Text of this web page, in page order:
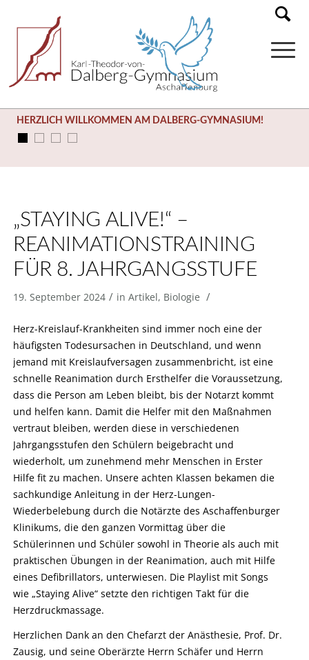
HERZLICH WILLKOMMEN AM DALBERG-GYMNASIUM!
„STAYING ALIVE!“ –
REANIMATIONSTRAINING
FÜR 8. JAHRGANGSSTUFE
19. September 2024 / in Artikel, Biologie /
Herz-Kreislauf-Krankheiten sind immer noch eine der
häufigsten Todesursachen in Deutschland, und wenn
jemand mit Kreislaufversagen zusammenbricht, ist eine
schnelle Reanimation durch Ersthelfer die Voraussetzung,
dass die Person am Leben bleibt, bis der Notarzt kommt
und helfen kann. Damit die Helfer mit den Maßnahmen
vertraut bleiben, werden diese in verschiedenen
Jahrgangsstufen den Schülern beigebracht und
wiederholt, um zunehmend mehr Menschen in Erster
Hilfe fit zu machen. Unsere achten Klassen bekamen die
sachkundige Anleitung in der Herz-Lungen-
Wiederbelebung durch die Notärzte des Aschaffenburger
Klinikums, die den ganzen Vormittag über die
Schülerinnen und Schüler sowohl in Theorie als auch mit
praktischen Übungen in der Reanimation, auch mit Hilfe
eines Defibrillators, unterwiesen. Die Playlist mit Songs
wie „Staying Alive“ setzte den richtigen Takt für die
Herzdruckmassage.
Herzlichen Dank an den Chefarzt der Anästhesie, Prof. Dr.
Zausig, und seine Oberärzte Herrn Schäfer und Herrn